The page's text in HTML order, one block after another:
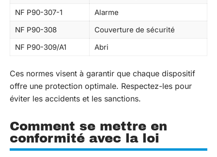
NF P90-307-1
Alarme
NF P90-308
Couverture de sécurité
NF P90-309/A1
Abri
Ces normes visent à garantir que chaque dispositif
offre une protection optimale. Respectez-les pour
éviter les accidents et les sanctions.
Comment se mettre en
conformité avec la loi